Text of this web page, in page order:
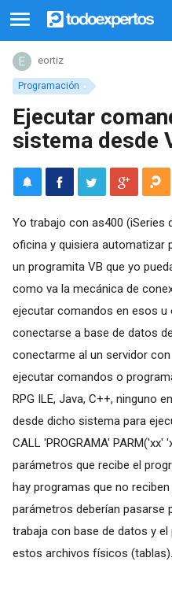
Programación
eortiz
Ejecutar
sistema desde
Yo trabajo con as400 (iSeries
oficina y quisiera automatizar
un programita VB que yo
como va la mecánica de
ejecutar comandos en esos
conectarse a base de datos
conectarme al un servidor
ejecutar comandos o
RPG ILE, Java, C++, ninguno
desde dicho sistema para
CALL 'PROGRAMA'
parámetros que recibe el
hay programas que no
parámetros deberían pasarse
trabaja con base de datos y
estos archivos físicos (tablas).